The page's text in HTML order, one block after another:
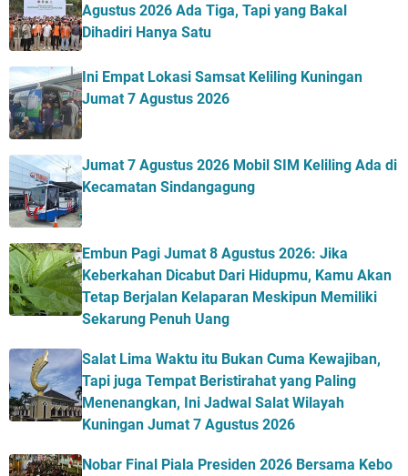
Agustus 2026 Ada Tiga, Tapi yang Bakal
Dihadiri Hanya Satu
Ini Empat Lokasi Samsat Keliling Kuningan
Jumat 7 Agustus 2026
Jumat 7 Agustus 2026 Mobil SIM Keliling Ada di
Kecamatan Sindangagung
Embun Pagi Jumat 8 Agustus 2026: Jika
Keberkahan Dicabut Dari Hidupmu, Kamu Akan
Tetap Berjalan Kelaparan Meskipun Memiliki
Sekarung Penuh Uang
Salat Lima Waktu itu Bukan Cuma Kewajiban,
Tapi juga Tempat Beristirahat yang Paling
Menenangkan, Ini Jadwal Salat Wilayah
Kuningan Jumat 7 Agustus 2026
Nobar Final Piala Presiden 2026 Bersama Kebo